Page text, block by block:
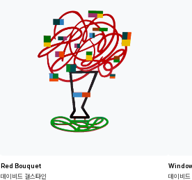
Red Bouquet
데이비드 걸스타인
데이비드